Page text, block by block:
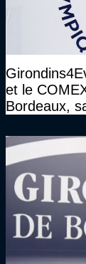
et le
Bordeaux,